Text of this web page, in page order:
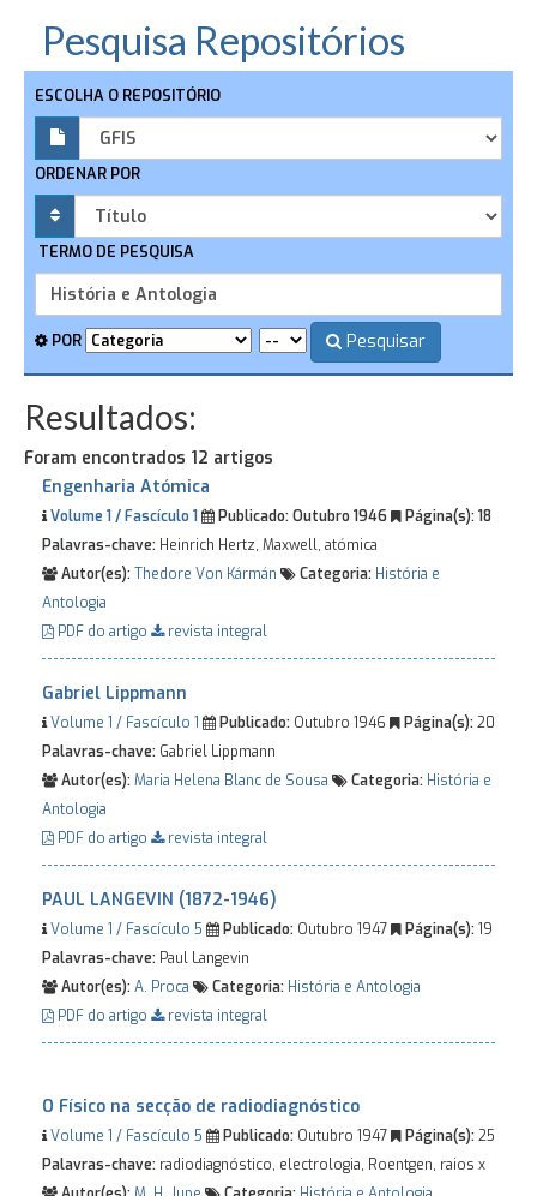
Pesquisa Repositórios
ESCOLHA O REPOSITÓRIO
ORDENAR POR
TERMO DE PESQUISA
POR Pesquisar
Resultados:
Foram encontrados 12 artigos
Engenharia Atómica
Volume 1 / Fascículo 1 Publicado:Outubro 1946 Página(s):18
Palavras-chave: Heinrich Hertz, Maxwell, atómica
Autor(es):Thedore Von Kármán Categoria: História e
Antologia
PDF do artigo
revista integral
Gabriel Lippmann
Volume 1 / Fascículo 1 Publicado: Outubro 1946 Página(s):20
Palavras-chave: Gabriel Lippmann
Autor(es):Maria Helena Blanc de Sousa Categoria: História e
Antologia
PDF do artigo
revista integral
PAUL LANGEVIN (1872-1946)
Volume 1 / Fascículo 5 Publicado: Outubro 1947 Página(s):19
Palavras-chave: Paul Langevin
Autor(es):A. Proca Categoria: História e Antologia
PDF do artigo
revista integral
O Físico na secção de radiodiagnóstico
Volume 1 / Fascículo 5 Publicado: Outubro 1947 Página(s):25
Palavras-chave: radiodiagnóstico, electrologia, Roentgen, raios x